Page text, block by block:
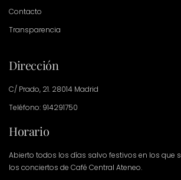
Contacto
Transparencia
Dirección
C/ Prado, 21. 28014 Madrid
Teléfono: 914291750
Horario
Abierto todos los días salvo festivos en los que
los conciertos de Café Central Ateneo.